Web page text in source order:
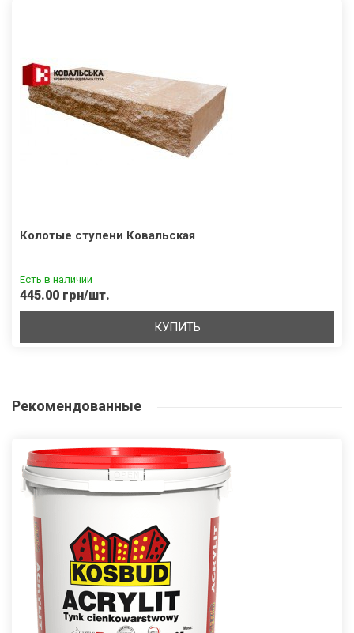
Колотые ступени Ковальская
Есть в наличии
445.00 грн/шт.
КУПИТЬ
Рекомендованные